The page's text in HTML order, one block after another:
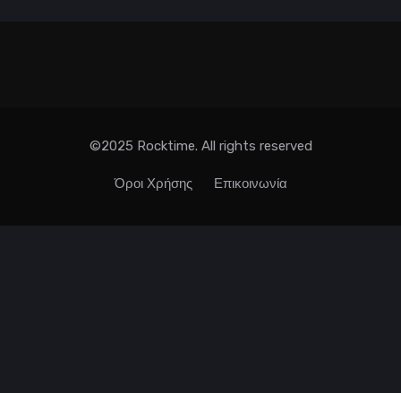
©2025 Rocktime. All rights reserved
Όροι Χρήσης Επικοινωνία